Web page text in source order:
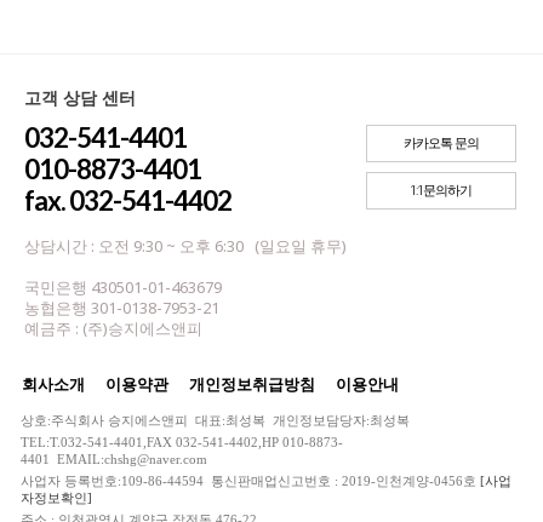
고객 상담 센터
032-541-4401
010-8873-4401
fax. 032-541-4402
상담시간 : 오전 9:30 ~ 오후 6:30 (일요일 휴무)
국민은행 430501-01-463679
농협은행 301-0138-7953-21
예금주 : (주)승지에스앤피
카카오톡 문의
1:1문의하기
회사소개 이용약관 개인정보취급방침 이용안내
상호:주식회사 승지에스앤피 대표:최성복 개인정보담당자:최성복
TEL:T.032-541-4401,FAX 032-541-4402,HP 010-8873-
4401 EMAIL:chshg@naver.com
사업자 등록번호:109-86-44594 통신판매업신고번호 : 2019-인천계양-0456호 [사업
자정보확인]